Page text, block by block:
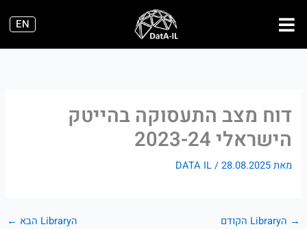
לתוכן
EN
דוח מצב התעסוקה בהייטק
הישראלי 2023-24
מאת DATA IL/28.08.2025
→ הLibrary הקודם הLibrary הבא ←